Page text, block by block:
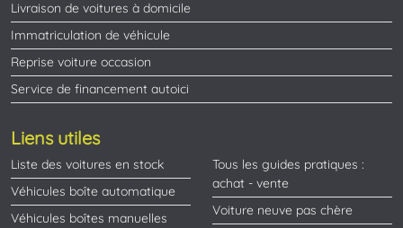
Livraison de voitures à domicile
Immatriculation de véhicule
Reprise voiture occasion
Service de financement autoici
Liens utiles
Liste des voitures en stock
Véhicules boîte automatique
Véhicules boîtes manuelles
Tous les guides pratiques :
achat - vente
Voiture neuve pas chère